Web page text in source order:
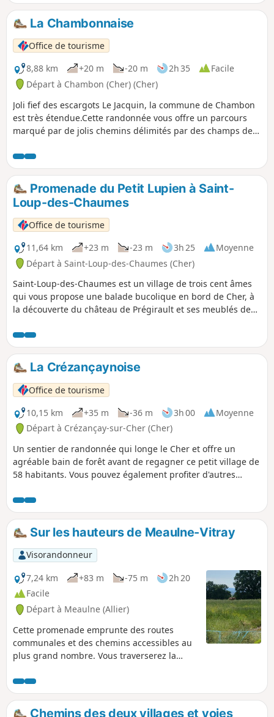
La Chambonnaise
Office de tourisme
8,88 km
+20 m -20 m 2h 35
Facile
Départ à Chambon (Cher) (Cher)
Joli fief des escargots Le Jacquin, la commune de Chambon
est très étendue.Cette randonnée vous offre un parcours
marqué par de jolis chemins délimités par des champs de
vallons.Vous pourrez en profiter pour remplir votre panier
d'escargots à La Madeleine et de légumes et de viande aux
Charaquins.
Promenade du Petit Lupien à Saint-
Loup-des-Chaumes
Office de tourisme
11,64 km
+23 m -23 m 3h 25
Moyenne
Départ à Saint-Loup-des-Chaumes (Cher)
Saint-Loup-des-Chaumes est un village de trois cent âmes
qui vous propose une balade bucolique en bord de Cher, à
la découverte du château de Prégirault et ses meublés de
nature.Cette randonnée peut être couplée avec Chavannes
et/ou bien Vallenay et Crézançay pour prolonger le plaisir
ou se mettre en mode vélo.
La Crézançaynoise
Office de tourisme
10,15 km
+35 m -36 m 3h 00
Moyenne
Départ à Crézançay-sur-Cher (Cher)
Un sentier de randonnée qui longe le Cher et offre un
agréable bain de forêt avant de regagner ce petit village de
58 habitants. Vous pouvez également profiter d'autres
Vallenay, Saint-Loup-de-Chaumes ainsi que le GR®®41.
Sur les hauteurs de Meaulne-Vitray
Visorandonneur
7,24 km
+83 m -75 m
2h 20
Facile
Départ à Meaulne (Allier)
Cette promenade emprunte des routes
communales et des chemins accessibles au
plus grand nombre. Vous traverserez la
des chemins du bocage bourbonnais.
Chemins des deux villages et voies